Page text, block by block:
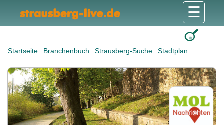
Startseite Branchenbuch Strausberg-Suche Stadtplan
☰